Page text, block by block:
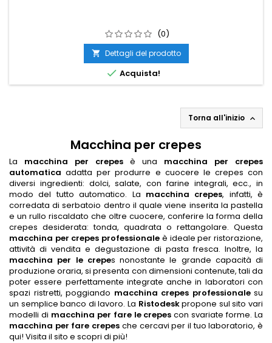
(0)
 Dettagli del prodotto
 Acquista!
Torna all'inizio 
Macchina per crepes
La macchina per crepes è una macchina per crepes
automatica adatta per produrre e cuocere le crepes con
diversi ingredienti: dolci, salate, con farine integrali, ecc., in
modo del tutto automatico. La macchina crepes, infatti, è
corredata di serbatoio dentro il quale viene inserita la pastella
e un rullo riscaldato che oltre cuocere, conferire la forma della
crepes desiderata: tonda, quadrata o rettangolare. Questa
macchina per crepes professionale è ideale per ristorazione,
attività di vendita e degustazione di pasta fresca. Inoltre, la
macchina per le crepes nonostante le grande capacità di
produzione oraria, si presenta con dimensioni contenute, tali da
poter essere perfettamente integrate anche in laboratori con
spazi ristretti, poggiando macchina crepes professionalesu
un semplice banco di lavoro. La Ristodeskpropone sul sito vari
modelli di macchina per fare le crepes con svariate forme. La
macchina per fare crepes che cercavi per il tuo laboratorio, è
qui! Visita il sito e scopri di più!